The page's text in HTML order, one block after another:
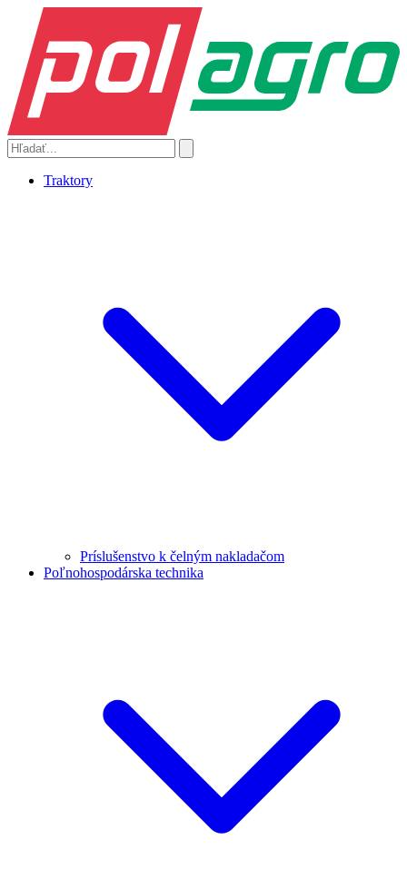
Traktory
Príslušenstvo k čelným nakladačom
Poľnohospodárska technika